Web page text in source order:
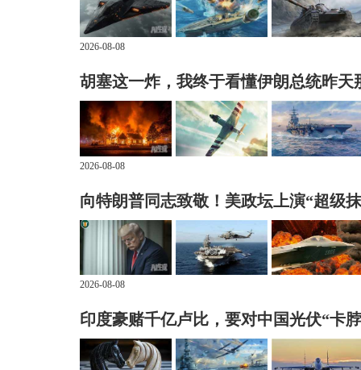
2026-08-08
胡塞这一炸，我终于看懂伊朗总统昨天
2026-08-08
向特朗普同志致敬！美政坛上演“超级
2026-08-08
印度豪赌千亿卢比，要对中国光伏“卡